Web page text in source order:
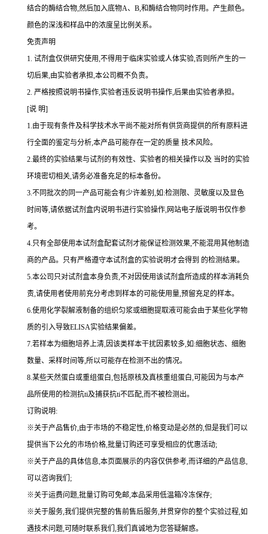
结合的酶结合物,然后加入底物A、B,和酶结合物同时作用。产生颜色。
颜色的深浅和样品中的浓度呈比例关系。
免责声明
1. 试剂盒仅供研究使用,不得用于临床实验或人体实验,否则所产生的一
切后果,由实验者承担,本公司概不负责。
2. 严格按照说明书操作,实验者违反说明书操作,后果由实验者承担。
[说 明]
1.由于现有条件及科学技术水平尚不能对所有供货商提供的所有原料进
行全面的鉴定与分析,本产品可能存在一定的质量 技术风险。
2.最终的实验结果与试剂的有效性、实验者的相关操作以及 当时的实验
环境密切相关,请务必准备充足的标本备份。
3.不同批次的同一产品可能会有少许差别,如:检测限、灵敏度以及显色
时间等,请依据试剂盒内说明书进行实验操作,网站电子版说明书仅作参
考。
4.只有全部使用本试剂盒配套试剂才能保证检测效果,不能混用其他制造
商的产品。只有严格遵守本试剂盒的实验说明才会得到 的检测结果。
5.本公司只对试剂盒本身负责,不对因使用该试剂盒所造成的样本消耗负
责,请使用者使用前充分考虑到样本的可能使用量,预留充足的样本。
6.使用化学裂解液制备的组织匀浆或细胞提取液可能会由于某些化学物
质的引入导致ELISA实验结果偏差。
7.若样本为细胞培养上清,因该类样本干扰因素较多,如:细胞状态、细胞
数量、采样时间等,所以可能存在检测不出的情况。
8.某些天然蛋白或重组蛋白,包括原核及真核重组蛋白,可能因为与本产
品所使用的检测抗ti及捕获抗ti不匹配,而不被检测出。
订购说明:
※关于产品售价,由于市场的不稳定性,价格变动是必然的,但是我们可以
提供当下公允的市场价格,批量订购还可享受相应的优惠活动;
※关于产品的具体信息,本页面展示的内容仅供参考,而详细的产品信息,
可以咨询我们;
※关于运费问题,批量订购可免邮,本品采用低温箱冷冻保存;
※关于服务,我们提供完整的售前售后服务,并贯穿你的整个实验过程,如
遇技术问题,可随时联系我们,我们真诚地为您答疑解惑。